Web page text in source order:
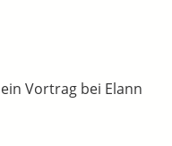
Vortrag bei Elann